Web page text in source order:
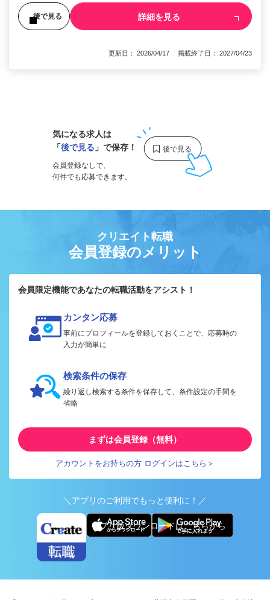
後で見る 詳細を見る
更新日： 2026/04/17 掲載終了日： 2027/04/23
気になる求人は
「後で見る 」で保存！
会員登録なしで、
何件でも応募できます。
クリエイト転職
会員登録のメリット
会員限定機能であなたの転職活動をアシスト！
カンタン応募
事前にプロフィールを登録しておくことで、応募時の
入力が簡単に
検索条件の保存
繰り返し検索する条件を保存して、条件設定の手間を
省略
まずは会員登録（無料）
アカウントをお持ちの方 ログインはこちら＞
＼アプリのご利用でもっと便利に！／
アプリ版ダウンロードはこちらから